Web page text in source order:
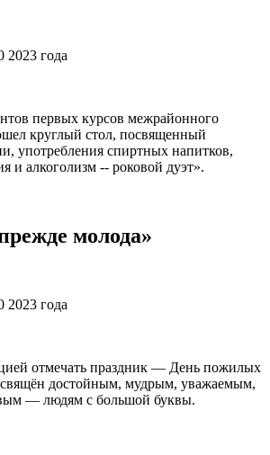
2023 года
первых курсов межрайонного
круглый стол, посвященный
употребления спиртных напитков,
и алкоголизм -- роковой дуэт».
молода»
2023 года
отмечать праздник — День пожилых
достойным, мудрым, уважаемым,
— людям с большой буквы.